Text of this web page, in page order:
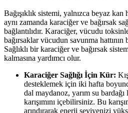
Bağışıklık sistemi, yalnızca beyaz
aynı zamanda karaciğer ve bağırsak
bağlantılıdır. Karaciğer, vücudu
bağırsaklar vücudun savunma hattının
Sağlıklı bir karaciğer ve bağırsak
kalmasına yardımcı olur.
Karaciğer Sağlığı İçin Kür:
desteklemek için iki hafta
dal maydanoz, yarım su
karışımını içebilirsiniz. Bu
arındırarak enerji seviyenizi